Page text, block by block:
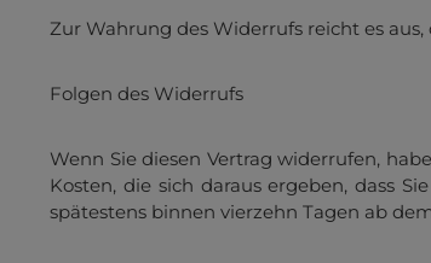
Zur Wahrung des Widerrufs reicht es
Folgen des Widerrufs
Wenn Sie diesen Vertrag widerrufen,
Kosten, die sich daraus ergeben, dass
spätestens binnen vierzehn Tagen ab